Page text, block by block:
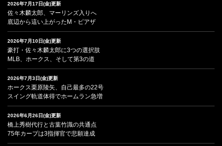
2026年7月17日(金)更新
佐々木麟太郎、マーリンズ入りへ
底辺から這い上がったM・ピアザ
2026年7月10日(金)更新
豪打・佐々木麟太郎に3つの選択肢
MLB、ホークス、そして第3の道
2026年7月3日(金)更新
ホークス栗原陵矢、自己最多の22号
スイング軌道体得でホームラン急増
2026年6月26日(金)更新
橋上秀樹代行と古葉竹識の共通点
75年カープは3指揮官で悲願達成